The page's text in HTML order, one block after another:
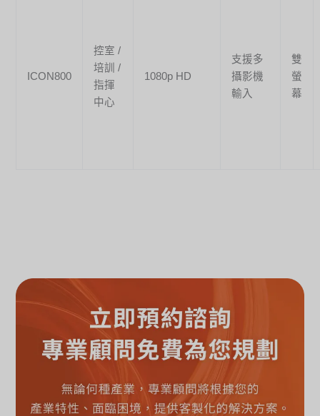
ICON800
控室 /
培訓 /
指揮
中心
1080p HD
支援多
攝影機
輸入
雙
螢
幕